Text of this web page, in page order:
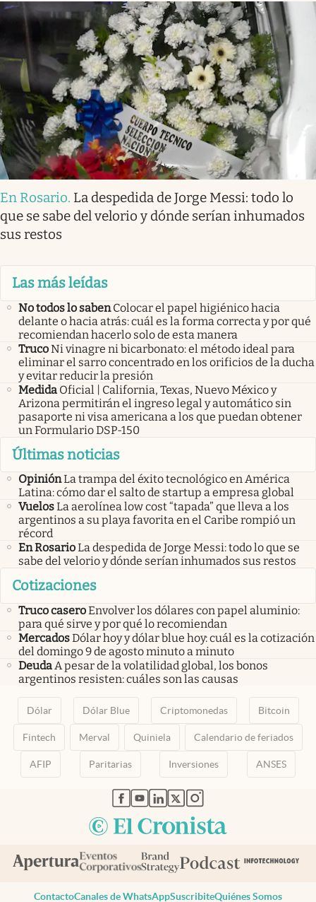
En Rosario. La despedida de Jorge Messi: todo lo
que se sabe del velorio y dónde serían inhumados
sus restos
Las más leídas
No todos lo saben Colocar el papel higiénico hacia
delante o hacia atrás: cuál es la forma correcta y por qué
recomiendan hacerlo solo de esta manera
TrucoNi vinagre ni bicarbonato: el método ideal para
eliminar el sarro concentrado en los orificios de la ducha
y evitar reducir la presión
Medida Oficial | California, Texas, Nuevo México y
Arizona permitirán el ingreso legal y automático sin
pasaporte ni visa americana a los que puedan obtener
un Formulario DSP-150
Últimas noticias
OpiniónLa trampa del éxito tecnológico en América
Latina: cómo dar el salto de startup a empresa global
VuelosLa aerolínea low cost “tapada” que lleva a los
argentinos a su playa favorita en el Caribe rompió un
récord
En RosarioLa despedida de Jorge Messi: todo lo que se
sabe del velorio y dónde serían inhumados sus restos
Cotizaciones
Truco caseroEnvolver los dólares con papel aluminio:
para qué sirve y por qué lo recomiendan
MercadosDólar hoy y dólar blue hoy: cuál es la cotización
del domingo 9 de agosto minuto a minuto
Deuda A pesar de la volatilidad global, los bonos
argentinos resisten: cuáles son las causas
Dólar Dólar Blue Criptomonedas Bitcoin
Fintech Merval Quiniela Calendario de feriados
AFIP Paritarias Inversiones ANSES
abre en nueva pestaña
abre en nueva pestaña
abre en nueva pestaña
abre en nueva pestaña
abre en nueva pestaña
ContactoCanales de WhatsAppSuscribiteQuiénes Somos